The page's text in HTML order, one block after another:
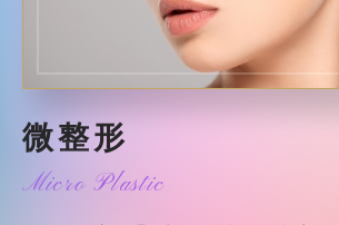
微整形
Micro Plastic